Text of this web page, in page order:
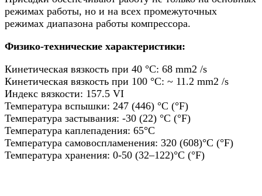
режимах работы, но и на всех промежуточных
режимах диапазона работы компрессора.
Физико-технические характеристики:
Кинетическая вязкость при 40 °C: 68 mm2 /s
Кинетическая вязкость при 100 °C: ~ 11.2 mm2 /s
Индекс вязкости: 157.5 VI
Температура вспышки: 247 (446) °C (°F)
Температура застывания: -30 (22) °C (°F)
Температура каплепадения: 65°C
Температура самовоспламенения: 320 (608)°C (°F)
Температура хранения: 0-50 (32–122)°C (°F)